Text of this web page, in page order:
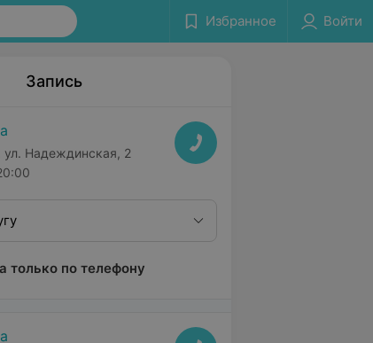
Избранное Войти
Запись
ул. Надеждинская, 2
только по телефону